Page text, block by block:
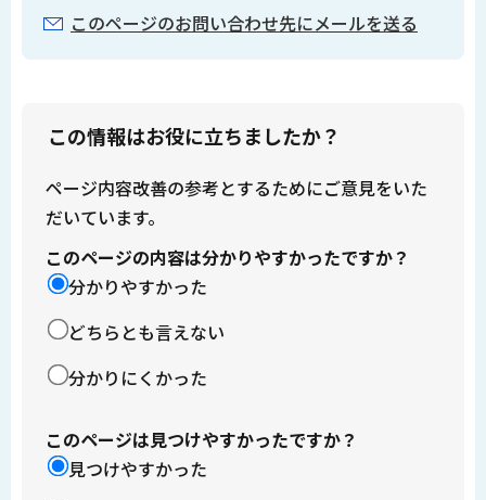
このページのお問い合わせ先にメールを送る
この情報はお役に立ちましたか？
ページ内容改善の参考とするためにご意見をいた
だいています。
このページの内容は分かりやすかったですか？
分かりやすかった
どちらとも言えない
分かりにくかった
このページは見つけやすかったですか？
見つけやすかった